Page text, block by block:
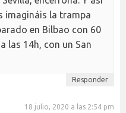
imagináis la trampa
en Bilbao con 60
las 14h, con un San
Responder
18 julio, 2020 a las 2:54 pm